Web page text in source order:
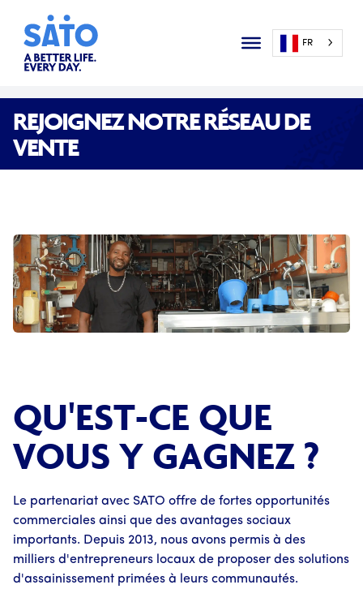
FR
REJOIGNEZ NOTRE RÉSEAU DE
VENTE
QU'EST-CE QUE
VOUS Y GAGNEZ ?
Le partenariat avec SATO offre de fortes opportunités
commerciales ainsi que des avantages sociaux
importants. Depuis 2013, nous avons permis à des
milliers d'entrepreneurs locaux de proposer des solutions
d'assainissement primées à leurs communautés.